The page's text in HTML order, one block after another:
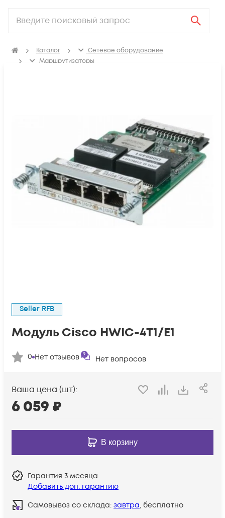
Каталог
Сетевое оборудование
Маршрутизаторы
Seller RFB
Модуль Cisco HWIC-4T1/E1
0 Нет отзывов Нет вопросов
Ваша цена (шт):
6 059 ₽
В корзину
Гарантия 3 месяца
Добавить доп. гарантию
Самовывоз со склада: завтра, бесплатно